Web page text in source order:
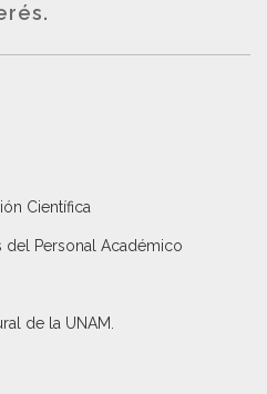
Científica
del Personal Académico
de la UNAM.